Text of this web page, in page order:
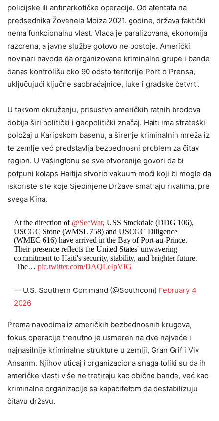
policijske ili antinarkotičke operacije. Od atentata na
predsednika Žovenela Moiza 2021. godine, država faktički
nema funkcionalnu vlast. Vlada je paralizovana, ekonomija
razorena, a javne službe gotovo ne postoje. Američki
novinari navode da organizovane kriminalne grupe i bande
danas kontrolišu oko 90 odsto teritorije Port o Prensa,
uključujući ključne saobraćajnice, luke i gradske četvrti.
U takvom okruženju, prisustvo američkih ratnih brodova
dobija širi politički i geopolitički značaj. Haiti ima strateški
položaj u Karipskom basenu, a širenje kriminalnih mreža iz
te zemlje već predstavlja bezbednosni problem za čitav
region. U Vašingtonu se sve otvorenije govori da bi
potpuni kolaps Haitija stvorio vakuum moći koji bi mogle da
iskoriste sile koje Sjedinjene Države smatraju rivalima, pre
svega Kina.
At the direction of @SecWar, USS Stockdale (DDG 106),
USCGC Stone (WMSL 758) and USCGC Diligence
(WMEC 616) have arrived in the Bay of Port-au-Prince.
Their presence reflects the United States' unwavering
commitment to Haiti's security, stability, and brighter future.
The… pic.twitter.com/DAQLeIpVIG
— U.S. Southern Command (@Southcom) February 4,
2026
Prema navodima iz američkih bezbednosnih krugova,
fokus operacije trenutno je usmeren na dve najveće i
najnasilnije kriminalne strukture u zemlji, Gran Grif i Viv
Ansanm. Njihov uticaj i organizaciona snaga toliki su da ih
američke vlasti više ne tretiraju kao obične bande, već kao
kriminalne organizacije sa kapacitetom da destabilizuju
čitavu državu.